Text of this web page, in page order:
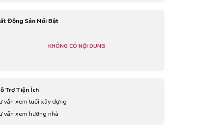
Động Sản Nổi Bật
KHÔNG CÓ NỘI DUNG
Trợ Tiện Ích
vấn xem tuổi xây dựng
vấn xem hướng nhà